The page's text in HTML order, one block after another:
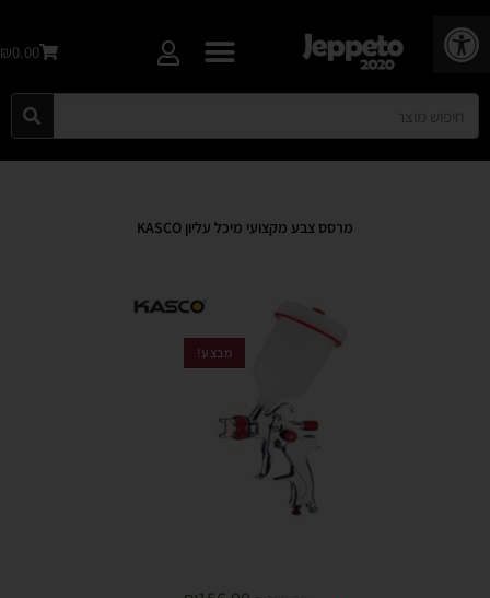
פתח סרגל נגישות
₪0.00
מרסס צבע מקצועי מיכל עליון KASCO
מבצע!